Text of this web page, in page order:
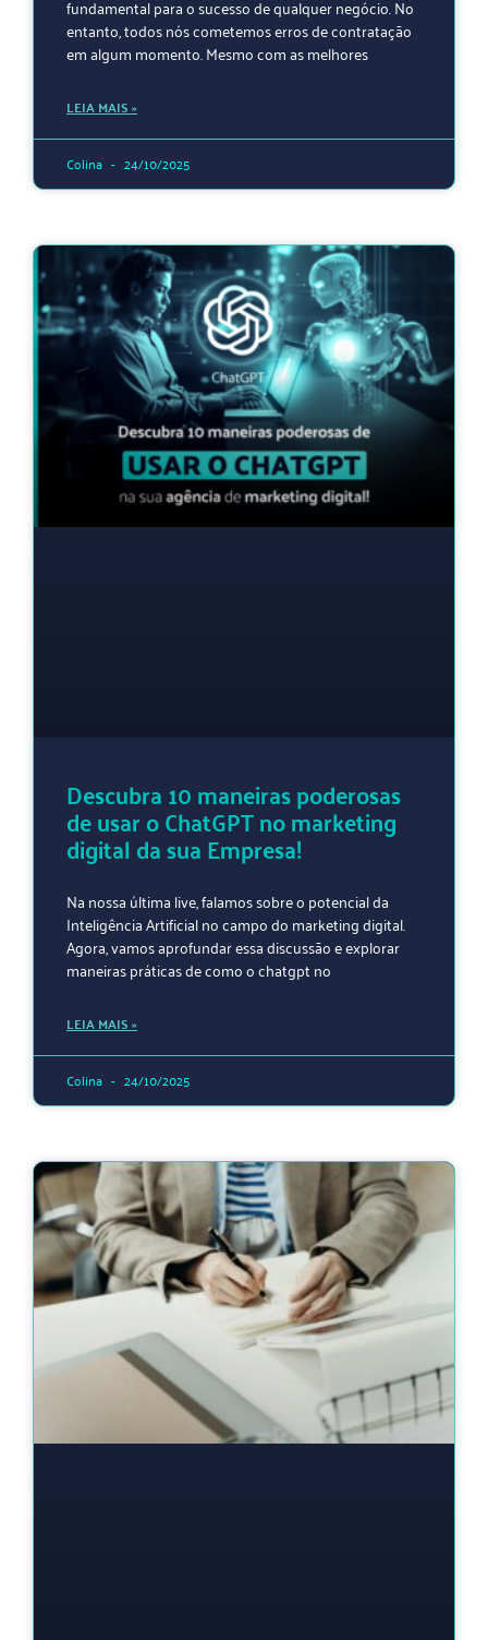
fundamental para o sucesso de qualquer negócio. No
entanto, todos nós cometemos erros de contratação
em algum momento. Mesmo com as melhores
LEIA MAIS »
Colina 24/10/2025
Descubra 10 maneiras poderosas
de usar o ChatGPT no marketing
digital da sua Empresa!
Na nossa última live, falamos sobre o potencial da
Inteligência Artificial no campo do marketing digital.
Agora, vamos aprofundar essa discussão e explorar
maneiras práticas de como o chatgpt no
LEIA MAIS »
Colina 24/10/2025